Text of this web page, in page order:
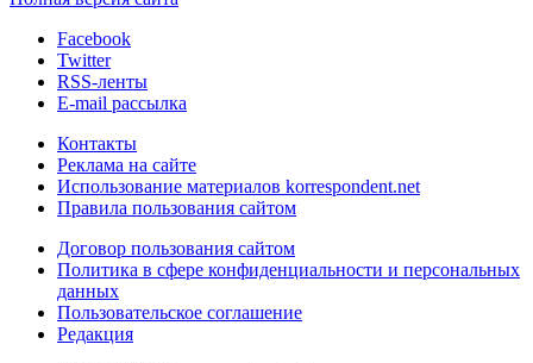
Facebook
Twitter
RSS-ленты
E-mail рассылка
Контакты
Реклама на сайте
Использование материалов korrespondent.net
Правила пользования сайтом
Договор пользования сайтом
Политика в сфере конфиденциальности и персональных
данных
Пользовательское соглашение
Редакция